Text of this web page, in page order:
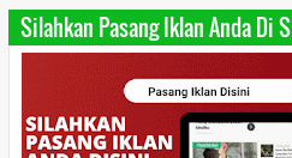
Silahkan Pasang Iklan Anda Di